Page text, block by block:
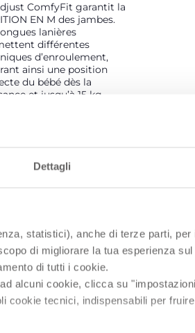
Dettagli
statistici), anche di terze parti,
di migliorare la tua esperienza sul
di tutti i cookie.
alcuni cookie, clicca su
cookie tecnici, indispensabili per
ComfyFit garantit la
EN M des jambes.
lanières
différentes
d’enroulement,
ainsi une position
du bébé dès la
et jusqu’à 15 kg.
rembourré soutient la
VOUS